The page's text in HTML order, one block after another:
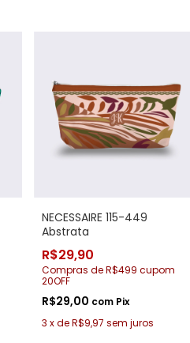
NECESSAIRE 115-449
Abstrata
R$29,90
Compras de R$499 cupom
20OFF
R$29,00 com Pix
3 xdeR$9,97 sem juros